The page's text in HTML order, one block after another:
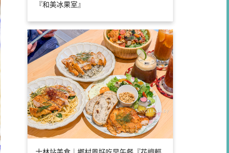
『和美冰果室』